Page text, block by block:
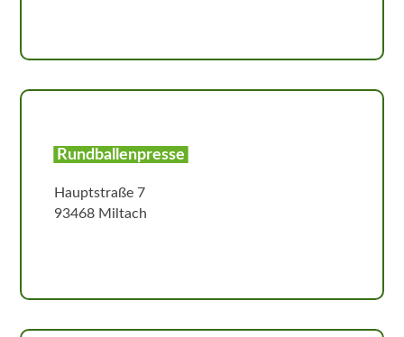
Rundballenpresse
Hauptstraße 7
93468 Miltach